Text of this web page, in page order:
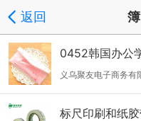
返回
0452韩国办公
三角尺直尺套
义乌聚友电子商务有
标尺印刷和纸